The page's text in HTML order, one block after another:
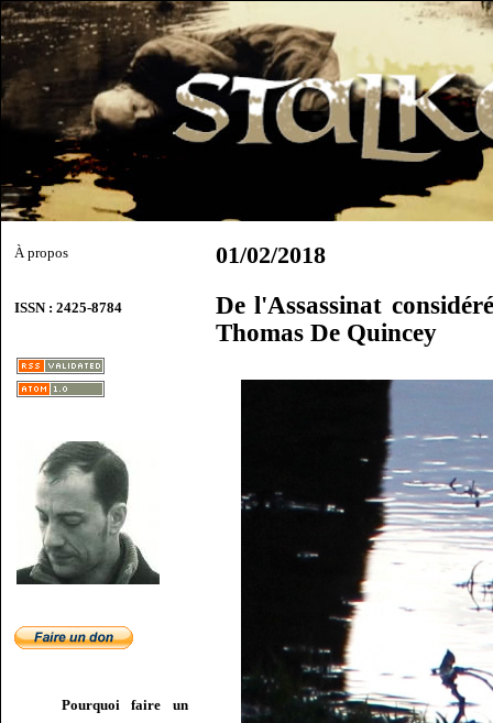
À propos
ISSN : 2425-8784
Pourquoi faire un
01/02/2018
De l'Assassinat
Thomas De Quincey